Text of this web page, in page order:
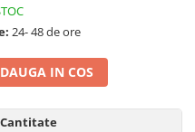
24- 48 de ore
IN COS